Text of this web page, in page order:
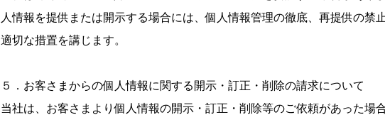
人情報を提供または開示する場合には、個人情報管理の徹底、再提供の禁
適切な措置を講じます。
５．お客さまからの個人情報に関する開示・訂正・削除の請求について
当社は、お客さまより個人情報の開示・訂正・削除等のご依頼があった場